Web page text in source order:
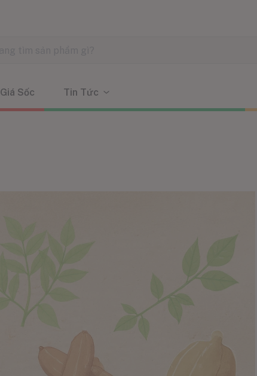
Giá Sốc Tin Tức